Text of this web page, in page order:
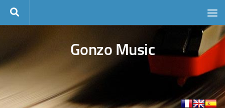
Skip to content
Gonzo Music